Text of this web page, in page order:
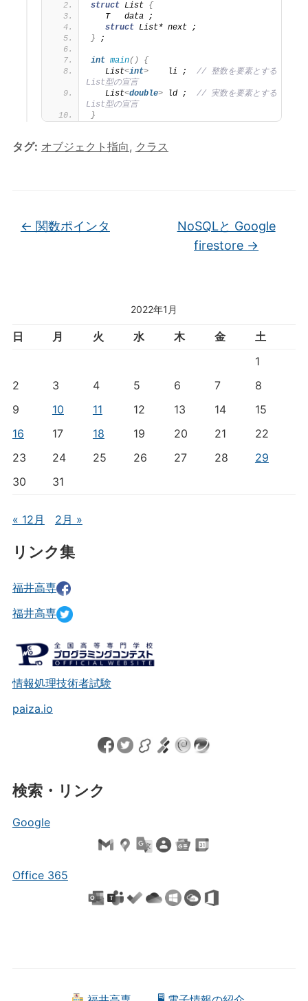
2022年1月
日 月 火 水 木 金
土
1
2
3 4 5 6 7
8
9
10 11 12 13 14
15
16
17 18 19 20 21
22
23
24 25 26 27 28
29
30
31
« 12月 2月 »
リンク集
福井高専
福井高専
情報処理技術者試験
paiza.io
検索・リンク
Google
Office 365
struct List {
   T   data ;
struct List* next ;
} ;
int main()
{
   List
<int>
    li ;
// 整数を要素とする
List型の宣言
   List
<double> ld ; // 実数を要素とする
List型の宣言
}
タグ: オブジェクト指向, クラス
← 関数ポインタ
NoSQLと Google
firestore →